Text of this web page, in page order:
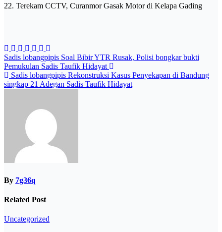
22. Terekam CCTV, Curanmor Gasak Motor di Kelapa Gading
Post
navigation
Sadis lobangpipis Soal Bibir YTR Rusak, Polisi bongkar bukti
Pemukulan Sadis Taufik Hidayat
Sadis lobangpipis Rekonstruksi Kasus Penyekapan di Bandung
singkap 21 Adegan Sadis Taufik Hidayat
By 7g36q
Related Post
Uncategorized